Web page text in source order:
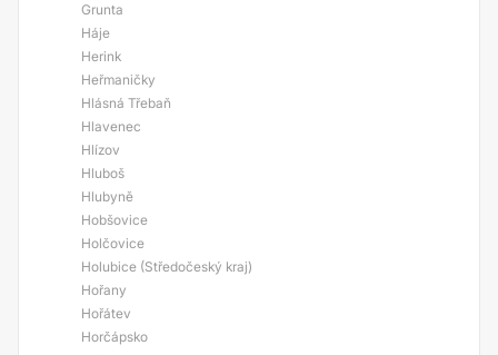
Grunta
Háje
Herink
Heřmaničky
Hlásná Třebaň
Hlavenec
Hlízov
Hluboš
Hlubyně
Hobšovice
Holčovice
Holubice (Středočeský kraj)
Hořany
Hořátev
Horčápsko